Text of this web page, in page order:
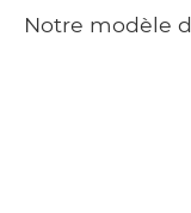
Notre modèle